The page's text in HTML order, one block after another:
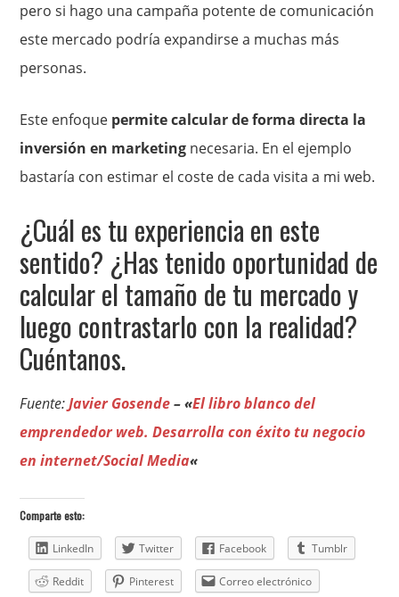
pero si hago una campaña potente de comunicación
este mercado podría expandirse a muchas más
personas.
Este enfoque permite calcular de forma directa la
inversión en marketing necesaria. En el ejemplo
bastaría con estimar el coste de cada visita a mi web.
¿Cuál es tu experiencia en este
sentido? ¿Has tenido oportunidad de
calcular el tamaño de tu mercado y
luego contrastarlo con la realidad?
Cuéntanos.
Fuente:Javier Gosende– «El libro blanco del
emprendedor web. Desarrolla con éxito tu negocio
en internet/Social Media«
Comparte esto:
LinkedIn Twitter Facebook Tumblr
Reddit Pinterest Correo electrónico